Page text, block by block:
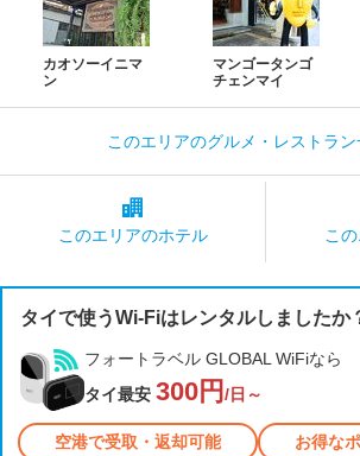
カオソーイニマ
ン
マンゴータンゴ
チェンマイ
このエリアのグルメ・レストラン
このエリアのホテル こ
タイで使うWi-Fiはレンタルしましたか
フォートラベル GLOBAL WiFiなら
タイ最安 300円 /日～
空港で受取・返却可能 お得な